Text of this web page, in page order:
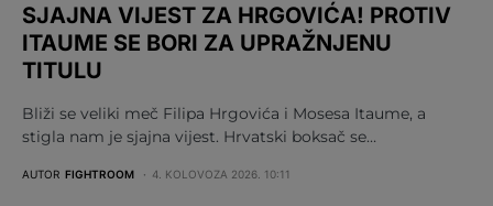
SJAJNA VIJEST ZA HRGOVIĆA! PROTIV
ITAUME SE BORI ZA UPRAŽNJENU
TITULU
Bliži se veliki meč Filipa Hrgovića i Mosesa Itaume, a
stigla nam je sjajna vijest. Hrvatski boksač se…
AUTOR FIGHTROOM 4. KOLOVOZA 2026. 10:11